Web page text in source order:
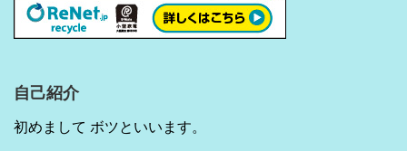
自己紹介
初めまして ボツといいます。